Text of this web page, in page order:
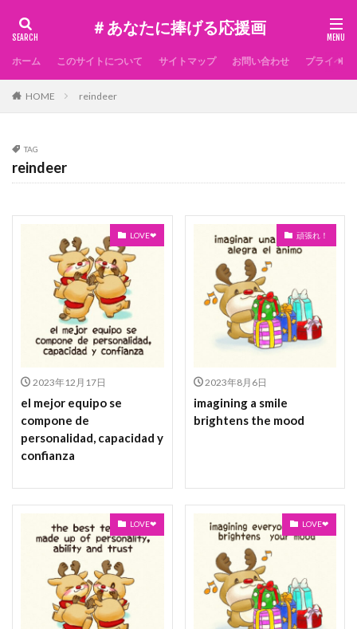
＃あなたに捧げる応援画
ホーム このサイトについて サイトマップ お問い合わせ プライベー
HOME reindeer
TAG
reindeer
LOVE❤
2023年12月17日
el mejor equipo se
compone de
personalidad, capacidad y
confianza
頑張れ！
2023年8月6日
imagining a smile
brightens the mood
LOVE❤ LOVE❤